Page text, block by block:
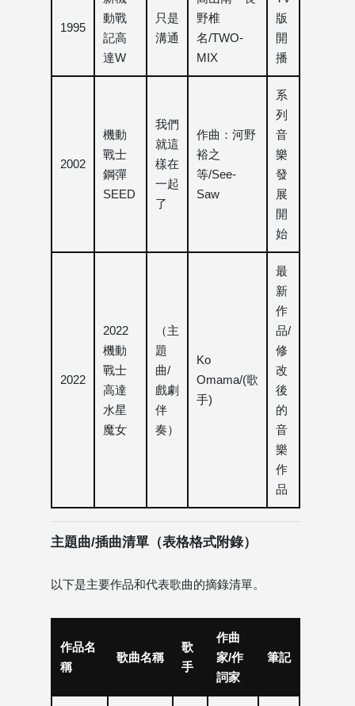
1995
動戰
記高
達W
只是
溝通
野椎
名/TWO-
MIX
版
開
播
2002
機動
戰士
鋼彈
SEED
我們
就這
樣在
一起
了
作曲：河野
裕之
等/See-
Saw
系
列
音
樂
發
展
開
始
2022
2022
機動
戰士
高達
水星
魔女
（主
題
曲/
戲劇
伴
奏）
Ko
Omama/(歌
手)
最
新
作
品/
修
改
後
的
音
樂
作
品
主題曲/插曲清單（表格格式附錄）
以下是主要作品和代表歌曲的摘錄清單。
作品名
稱
歌曲名稱
歌
手
作曲
家/作
詞家
筆記